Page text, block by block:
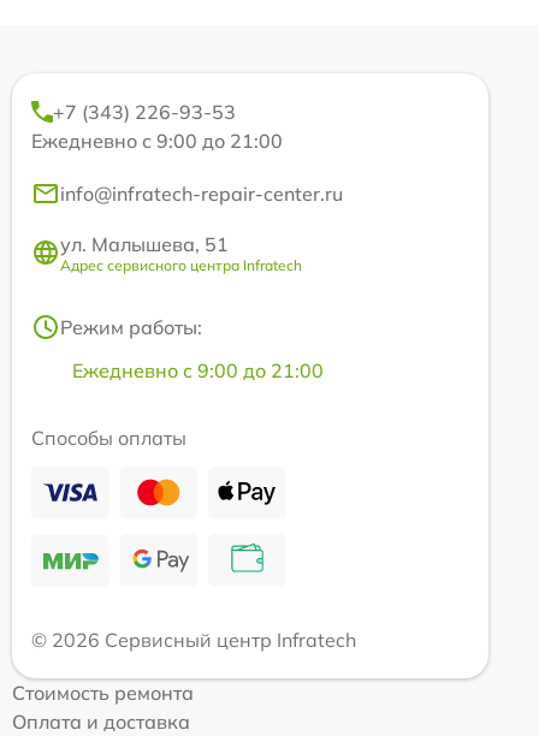
+7 (343) 226-93-53
Ежедневно с 9:00 до 21:00
info@infratech-repair-center.ru
ул. Малышева, 51
Адрес сервисного центра Infratech
Режим работы:
Ежедневно с 9:00 до 21:00
Способы оплаты
© 2026 Сервисный центр Infratech
Стоимость ремонта
Оплата и доставка